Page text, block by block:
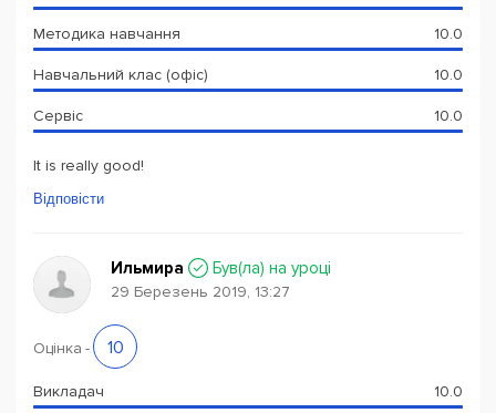
Методика навчання 10.0
Навчальний клас (офіс) 10.0
Сервіс 10.0
It is really good!
Відповісти
Ильмира Був(ла) на уроці
29 Березень 2019, 13:27
Оцінка - 10
Викладач 10.0